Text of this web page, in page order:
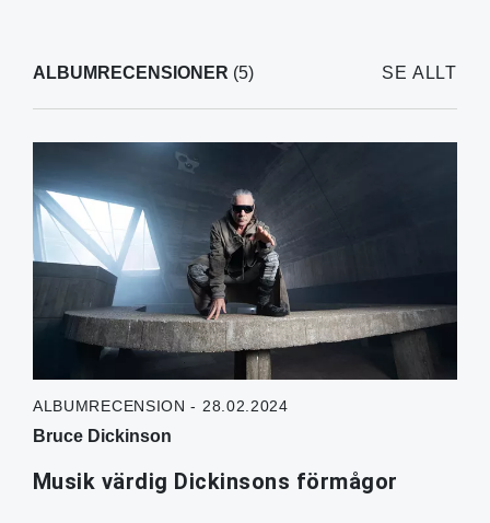
ALBUMRECENSIONER (5) SE ALLT
ALBUMRECENSION - 28.02.2024
Bruce Dickinson
Musik värdig Dickinsons förmågor